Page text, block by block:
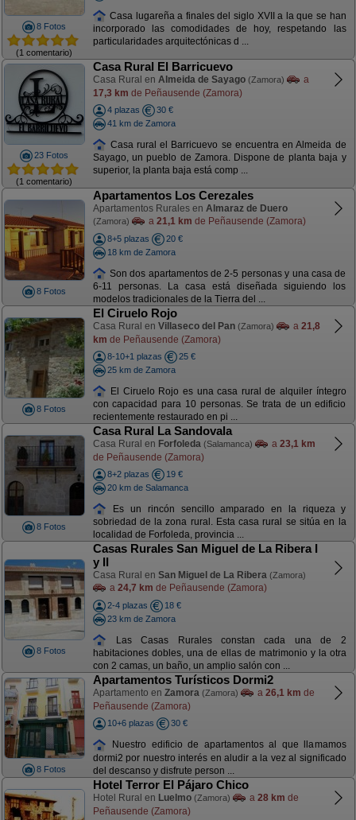
8 Fotos
(1 comentario)
Casa lugareña a finales del siglo XVII a la que se han
incorporado las comodidades de hoy, respetando las
particularidades arquitectónicas d ...
23 Fotos
(1 comentario)
Casa Rural El Barricuevo
Casa Rural en Almeida de Sayago (Zamora)
a
17,3 km de Peñausende (Zamora)
4 plazas
30 €
41 km de Zamora
Casa rural el Barricuevo se encuentra en Almeida de
Sayago, un pueblo de Zamora. Dispone de planta baja y
superior, la planta baja está comp ...
8 Fotos
Apartamentos Los Cerezales
Apartamentos Rurales en Almaraz de Duero
(Zamora) a 21,1 km de Peñausende (Zamora)
8+5 plazas
20 €
18 km de Zamora
Son dos apartamentos de 2-5 personas y una casa de
6-11 personas. La casa está diseñada siguiendo los
modelos tradicionales de la Tierra del ...
8 Fotos
El Ciruelo Rojo
Casa Rural en Villaseco del Pan (Zamora) a 21,8
km de Peñausende (Zamora)
8-10+1 plazas
25 €
25 km de Zamora
El Ciruelo Rojo es una casa rural de alquiler íntegro
con capacidad para 10 personas. Se trata de un edificio
recientemente restaurado en pi ...
8 Fotos
Casa Rural La Sandovala
Casa Rural en Forfoleda (Salamanca) a 23,1 km
de Peñausende (Zamora)
8+2 plazas
19 €
20 km de Salamanca
Es un rincón sencillo amparado en la riqueza y
sobriedad de la zona rural. Esta casa rural se sitúa en la
localidad de Forfoleda, provincia ...
8 Fotos
Casas Rurales San Miguel de La Ribera I
y II
Casa Rural en San Miguel de La Ribera (Zamora)
a 24,7 km de Peñausende (Zamora)
2-4 plazas
18 €
23 km de Zamora
Las Casas Rurales constan cada una de 2
habitaciones dobles, una de ellas de matrimonio y la otra
con 2 camas, un baño, un amplio salón con ...
8 Fotos
Apartamentos Turísticos Dormi2
Apartamento en Zamora (Zamora) a 26,1 km de
Peñausende (Zamora)
10+6 plazas 30 €
Nuestro edificio de apartamentos al que llamamos
dormi2 por nuestro interés en aludir a la vez al significado
del descanso y disfrute person ...
Hotel Terror El Pájaro Chico
Hotel Rural en Luelmo (Zamora) a 28 km de
Peñausende (Zamora)